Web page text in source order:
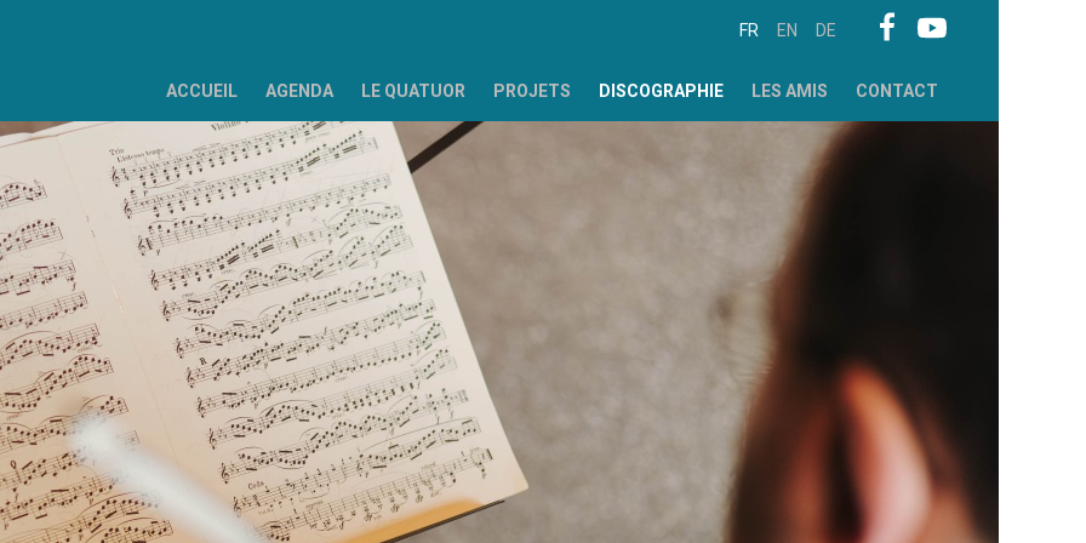
ACCUEIL AGENDA LE QUATUOR PROJETS DISCOGRAPHIE LES AMIS CONTACT
FR EN DE